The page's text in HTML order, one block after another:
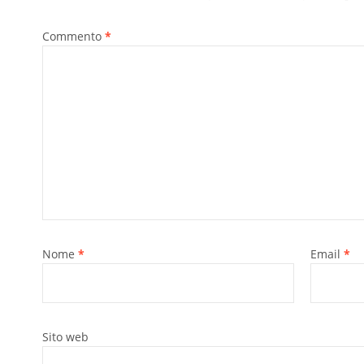
Commento *
Nome * Email *
Sito web